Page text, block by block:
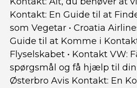
Kontakt: En Guide til at
som Vegetar • Croatia
Guide til at Komme i
Flyselskabet • Kontakt VW:
spørgsmål og få hjælp til
Østerbro Avis Kontakt: En